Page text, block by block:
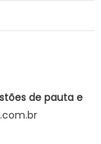
de pauta e